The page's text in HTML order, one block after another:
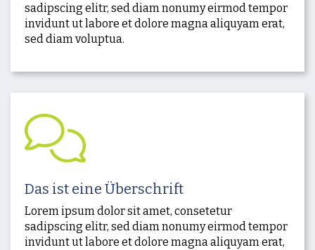
sadipscing elitr, sed diam nonumy eirmod tempor
invidunt ut labore et dolore magna aliquyam erat,
sed diam voluptua.
Das ist eine Überschrift
Lorem ipsum dolor sit amet, consetetur
sadipscing elitr, sed diam nonumy eirmod tempor
invidunt ut labore et dolore magna aliquyam erat,